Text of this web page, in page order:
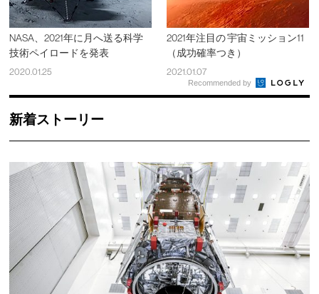
NASA、2021年に月へ送る科学
技術ペイロードを発表
2020.01.25
2021年注目の 宇宙ミッション11
（成功確率つき）
2021.01.07
Recommended by
新着ストーリー